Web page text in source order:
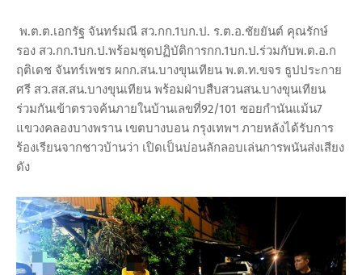
พ.ต.ต.เอกรัฐ จันทร์มณี สว.กก.1บก.ป. ร.ต.อ.ชัยยันต์ คุณรักษ์
รอง สว.กก.1บก.ป.พร้อมชุดปฏิบัติการกก.1บก.ป.ร่วมกับพ.ต.อ.ก
ฤติเดช จันทร์เพชร ผกก.สน.บางขุนเทียน พ.ต.ท.ขจร ธูปประกาย
ศรี สว.สส.สน.บางขุนเทียน พร้อมฝ่าบสืบสวนสน.บางขุนเทียน
ร่วมกันเข้าตรวจค้นภายในบ้านเลขที่92/101 ซอยกำนันแม้น7
แขวงคลองบางพราน เขตบางบอน กรุงเทพฯ ภายหลังได้รับการ
ร้องเรียนจากชาวบ้านว่า เปิดเป็นบ่อนลักลอบเล่นการพนันส่งเสียง
ดัง